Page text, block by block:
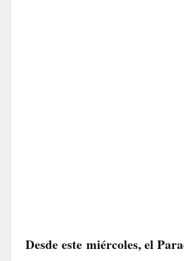
Desde este miércoles, el